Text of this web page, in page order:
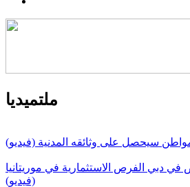
ملتميديا
سيحصل على وثائقه المدنية (فيديو)
في دبي الفرص الاستثمارية في موريتانيا
(فيديو)